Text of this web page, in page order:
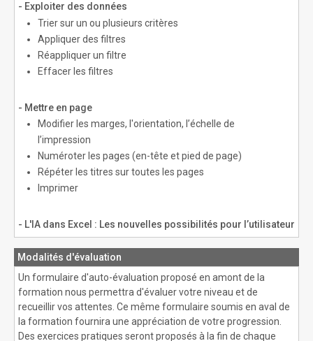
- Exploiter des données
Trier sur un ou plusieurs critères
Appliquer des filtres
Réappliquer un filtre
Effacer les filtres
- Mettre en page
Modifier les marges, l'orientation, l’échelle de
l’impression
Numéroter les pages (en-tête et pied de page)
Répéter les titres sur toutes les pages
Imprimer
- L'IA dans Excel : Les nouvelles possibilités pour l’utilisateur
Modalités d'évaluation
Un formulaire d'auto-évaluation proposé en amont de la
formation nous permettra d'évaluer votre niveau et de
recueillir vos attentes. Ce même formulaire soumis en aval de
la formation fournira une appréciation de votre progression.
Des exercices pratiques seront proposés à la fin de chaque